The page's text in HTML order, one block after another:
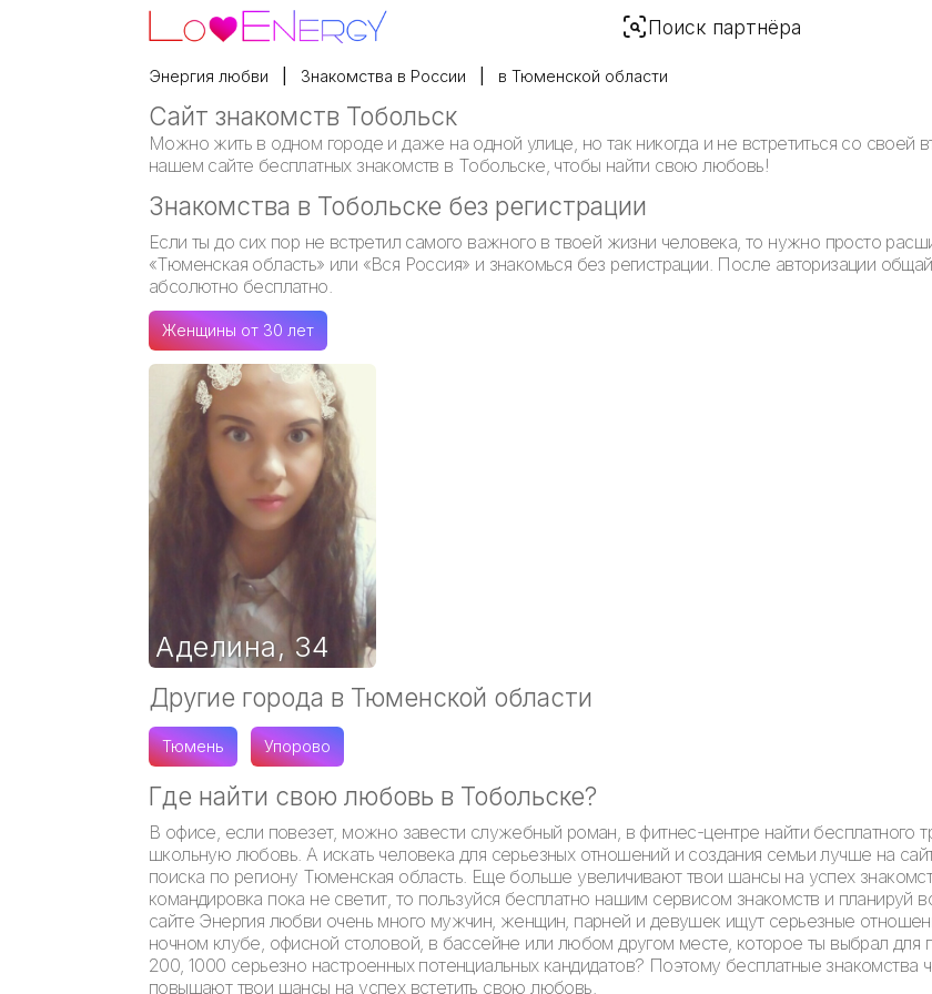
Поиск партнёра
Энергия любви Знакомства в России в Тюменской области
Сайт знакомств Тобольск
Можно жить в одном городе и даже на одной улице, но так никогда и не встретиться со своей
нашем сайте бесплатных знакомств в Тобольске, чтобы найти свою любовь!
Знакомства в Тобольске без регистрации
Если ты до сих пор не встретил самого важного в твоей жизни человека, то нужно просто
«Тюменская область» или «Вся Россия» и знакомься без регистрации. После авторизации
абсолютно бесплатно.
Женщины от 30 лет
Аделина,34
Другие города в Тюменской области
Тюмень Упорово
Где найти свою любовь в Тобольске?
В офисе, если повезет, можно завести служебный роман, в фитнес-центре найти бесплатного
школьную любовь. А искать человека для серьезных отношений и создания семьи лучше на
поиска по региону Тюменская область. Еще больше увеличивают твои шансы на успех
командировка пока не светит, то пользуйся бесплатно нашим сервисом знакомств и планируй
сайте Энергия любви очень много мужчин, женщин, парней и девушек ищут серьезные
ночном клубе, офисной столовой, в бассейне или любом другом месте, которое ты выбрал для
200, 1000 серьезно настроенных потенциальных кандидатов? Поэтому бесплатные знакомства
повышают твои шансы на успех встетить свою любовь.